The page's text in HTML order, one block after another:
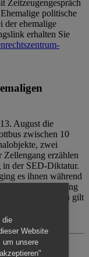
Zeitzeugengespräch
politische
der ehemalige
erhalten Sie
August die
zwischen 10
zwei
Zellengang erzählen
in der SED-Diktatur.
es ihnen während
ohne Betreuung
Begleitpersonen gilt
die
Website
um unsere